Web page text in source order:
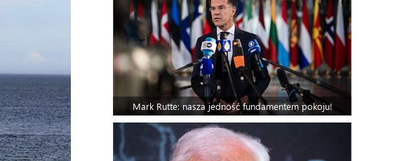
Mark Rutte: nasza jedność fundamentem pokoju!